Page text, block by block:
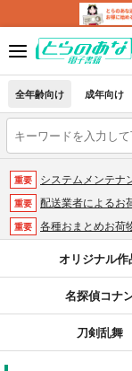
全年齢向け 成年向け
重要 システムメンテナ
重要 配送業者によるお
重要 各種おまとめお荷
おまとめサイクル「
重要 「とらのあな×駿河屋日本橋乙
【2025/12/1より】「通販
オリジナル作
名探偵コナ
刀剣乱舞